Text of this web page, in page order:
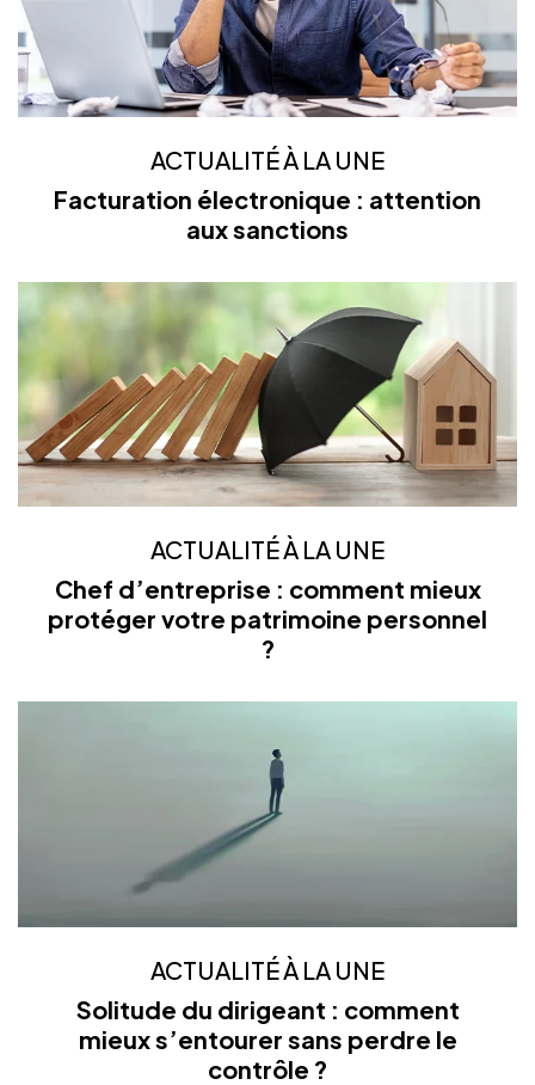
ACTUALITÉ À LA UNE
Facturation électronique : attention
aux sanctions
ACTUALITÉ À LA UNE
Chef d’entreprise : comment mieux
protéger votre patrimoine personnel
?
ACTUALITÉ À LA UNE
Solitude du dirigeant : comment
mieux s’entourer sans perdre le
contrôle ?